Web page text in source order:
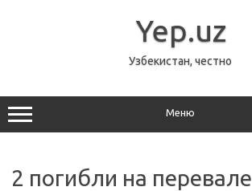
Yep.uz
Узбекистан, честно
Меню
2 погибли на перевале